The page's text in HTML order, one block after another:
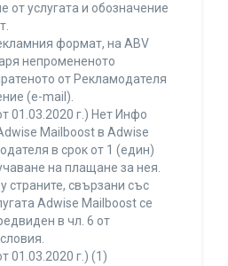
от услугата и обозначение
формат, на ABV
непромененото
от Рекламодателя
(e-mail).
01.03.2020 г.) Нет Инфо
Mailboost в Adwise
в срок от 1 (един)
на плащане за нея.
свързани със
Adwise Mailboost се
в чл. 6 от
01.03.2020 г.) (1)